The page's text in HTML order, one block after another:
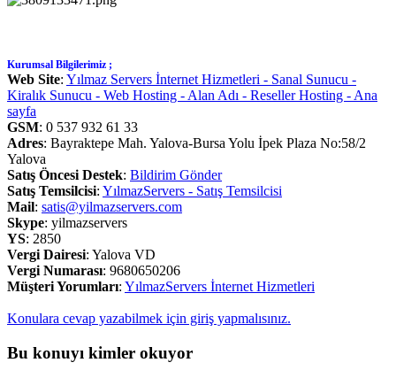
Kurumsal Bilgilerimiz ;
Web Site: Yılmaz Servers İnternet Hizmetleri - Sanal Sunucu -
Kiralık Sunucu - Web Hosting - Alan Adı - Reseller Hosting - Ana
sayfa
GSM: 0 537 932 61 33
Adres: Bayraktepe Mah. Yalova-Bursa Yolu İpek Plaza No:58/2
Yalova
Satış Öncesi Destek: Bildirim Gönder
Satış Temsilcisi: YılmazServers - Satış Temsilcisi
Mail: satis@yilmazservers.com
Skype: yilmazservers
YS: 2850
Vergi Dairesi: Yalova VD
Vergi Numarası: 9680650206
Müşteri Yorumları: YılmazServers İnternet Hizmetleri
Konulara cevap yazabilmek için giriş yapmalısınız.
Bu konuyı kimler okuyor